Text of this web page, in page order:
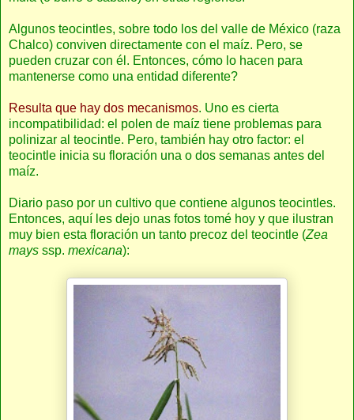
Algunos teocintles, sobre todo los del valle de México (raza
Chalco) conviven directamente con el maíz. Pero, se
pueden cruzar con él. Entonces, cómo lo hacen para
mantenerse como una entidad diferente?
Resulta que hay dos mecanismos. Uno es cierta
incompatibilidad: el polen de maíz tiene problemas para
polinizar al teocintle. Pero, también hay otro factor: el
teocintle inicia su floración una o dos semanas antes del
maíz.
Diario paso por un cultivo que contiene algunos teocintles.
Entonces, aquí les dejo unas fotos tomé hoy y que ilustran
muy bien esta floración un tanto precoz del teocintle (Zea
mays ssp. mexicana):